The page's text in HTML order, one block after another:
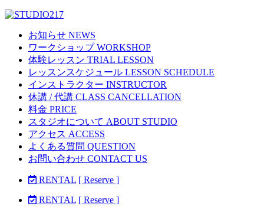
お知らせ NEWS
ワークショップ WORKSHOP
体験レッスン TRIAL LESSON
レッスンスケジュール LESSON SCHEDULE
インストラクター INSTRUCTOR
休講 / 代講 CLASS CANCELLATION
料金 PRICE
スタジオについて ABOUT STUDIO
アクセス ACCESS
よくある質問 QUESTION
お問い合わせ CONTACT US
RENTAL [ Reserve ]
RENTAL [ Reserve ]